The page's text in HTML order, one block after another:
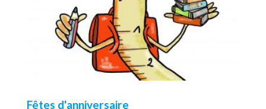
Fêtes d'anniversaire